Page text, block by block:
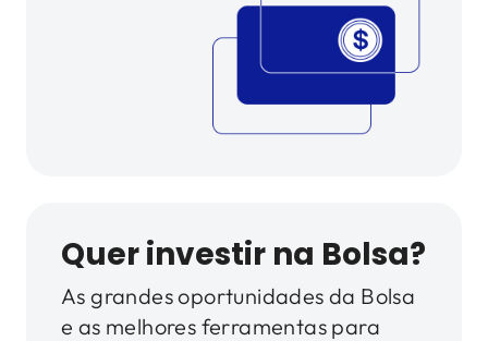
Quer investir na Bolsa?
As grandes oportunidades da Bolsa
e as melhores ferramentas para